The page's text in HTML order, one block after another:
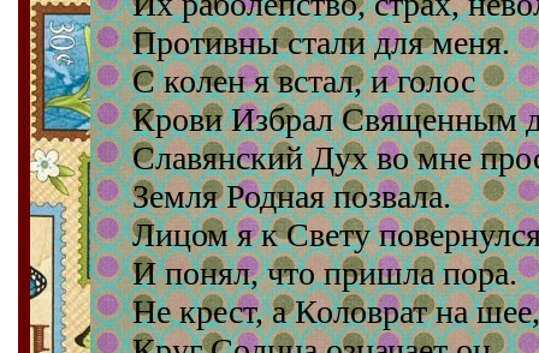
Противны стали для меня.
С колен я встал, и голос
Крови Избрал Священным
Славянский Дух во мне
Земля Родная позвала.
Лицом я к Свету
И понял, что пришла пора.
Не крест, а Коловрат на шее,